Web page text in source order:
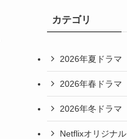
カテゴリ
2026年夏ドラマ
2026年春ドラマ
2026年冬ドラマ
Netflixオリジナル